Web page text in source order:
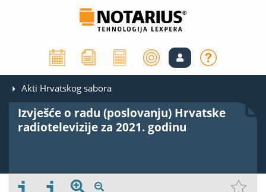
Akti Hrvatskog sabora
Izvješće o radu (poslovanju) Hrvatske
radiotelevizije za 2021. godinu